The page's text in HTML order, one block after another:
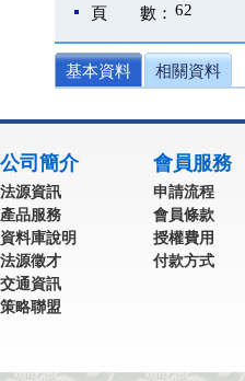
頁 數： 62
基本資料 相關資料
公司簡介
法源資訊
產品服務
資料庫說明
法源徵才
交通資訊
策略聯盟
會員服務
申請流程
會員條款
授權費用
付款方式